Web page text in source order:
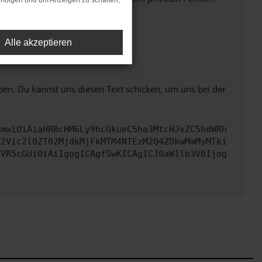
mehr unterstützt werden.
Du kannst uns diesen Text schicken, um uns bei der
Alle akzeptieren